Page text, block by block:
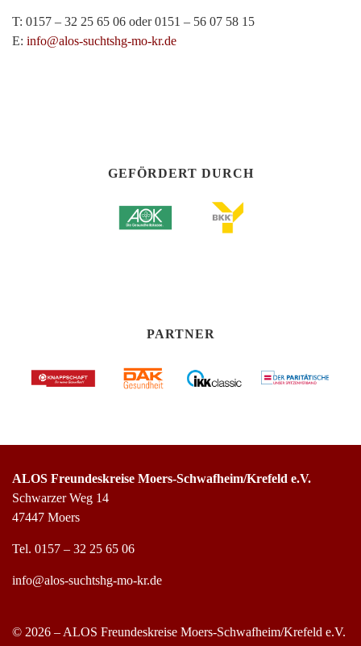
T: 0157 – 32 25 65 06 oder 0151 – 56 07 58 15
E: info@alos-suchtshg-mo-kr.de
GEFÖRDERT DURCH
PARTNER
ALOS Freundeskreise Moers-Schwafheim/Krefeld e.V.
Schwarzer Weg 14
47447 Moers
Tel. 0157 – 32 25 65 06
info@alos-suchtshg-mo-kr.de
© 2026 – ALOS Freundeskreise Moers-Schwafheim/Krefeld e.V.